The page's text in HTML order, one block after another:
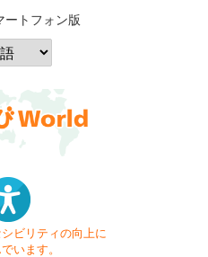
ートフォン版
ビリティの向上に
います。